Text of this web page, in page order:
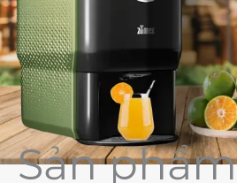
Sản